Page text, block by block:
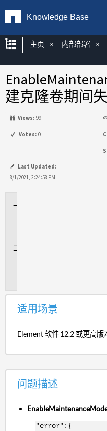
Knowledge Base
扩展/隐缩全局层
主页 内部部署
建克隆卷期间
Views: 99
Votes: 0
Last Updated:
8/1/2021, 2:24:58 PM
适用场景
Element 软件 12.2 或更高版
问题描述
"error":{